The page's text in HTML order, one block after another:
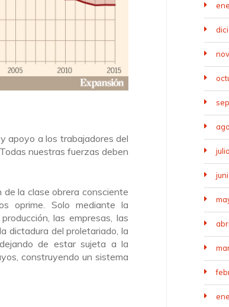
apoyo a los trabajadores del
nuestras fuerzas deben
la clase obrera consciente
oprime. Solo mediante la
las empresas, las
dictadura del proletariado, la
de estar sujeta a la
construyendo un sistema